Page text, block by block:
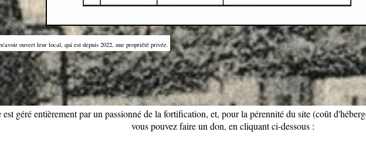
ouvert leur local, qui est depuis 2022, une propriété privée.
est géré entièrement par un passionné de la fortification, et, pour la pérennité du site (coût
vous pouvez faire un don, en cliquant ci-dessous :